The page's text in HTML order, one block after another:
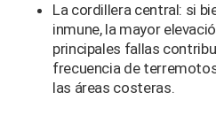
La cordillera central: si
inmune, la mayor
principales fallas
frecuencia de
las áreas costeras.